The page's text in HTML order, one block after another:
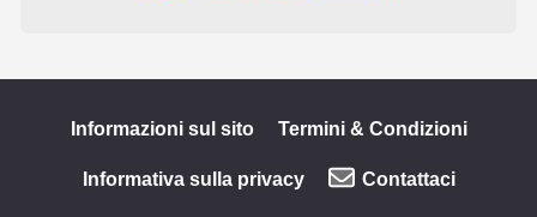
Informazioni sul sito Termini & Condizioni
Informativa sulla privacy Contattaci